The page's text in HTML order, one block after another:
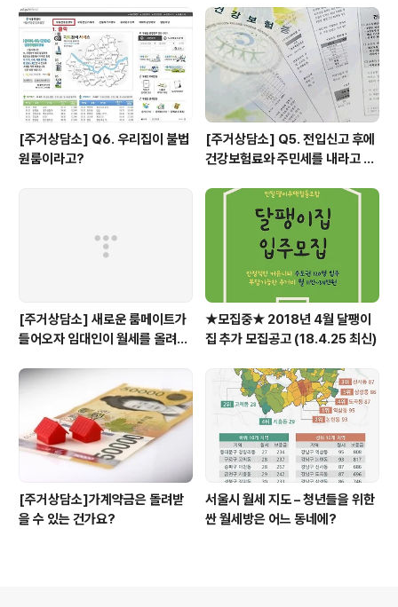
[주거상담소] Q6. 우리집이 불법
원룸이라고?
[주거상담소] Q5. 전입신고 후에
건강보험료와 주민세를 내라고 고
[주거상담소] 새로운 룸메이트가
들어오자 임대인이 월세를 올려달
★모집중★ 2018년 4월 달팽이
집 추가 모집공고 (18.4.25 최신)
[주거상담소]가계약금은 돌려받
을 수 있는 건가요?
서울시 월세 지도 – 청년들을 위한
싼 월세방은 어느 동네에?